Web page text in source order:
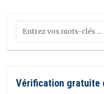
Vérification gratuite